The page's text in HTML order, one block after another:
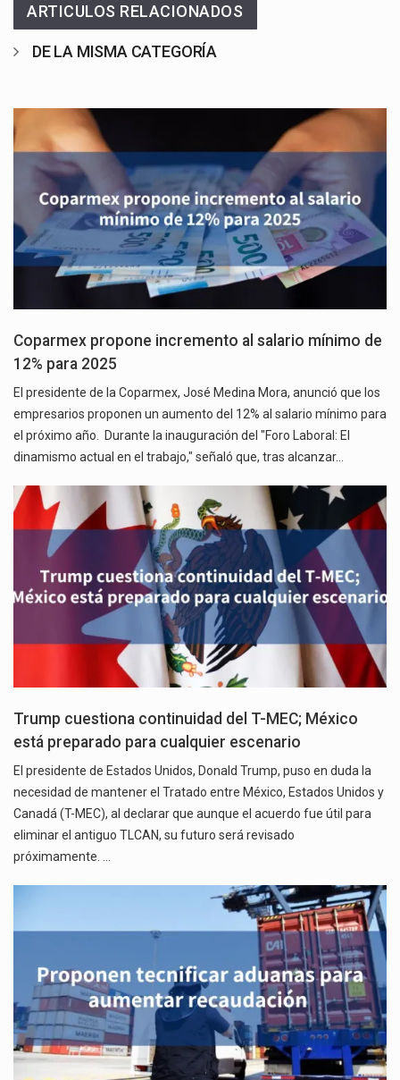
ARTICULOS RELACIONADOS
DE LA MISMA CATEGORÍA
Coparmex propone incremento al salario mínimo de
12% para 2025
El presidente de la Coparmex, José Medina Mora, anunció que los
empresarios proponen un aumento del 12% al salario mínimo para
el próximo año. Durante la inauguración del "Foro Laboral: El
dinamismo actual en el trabajo," señaló que, tras alcanzar…
Trump cuestiona continuidad del T-MEC; México
está preparado para cualquier escenario
El presidente de Estados Unidos, Donald Trump, puso en duda la
necesidad de mantener el Tratado entre México, Estados Unidos y
Canadá (T-MEC), al declarar que aunque el acuerdo fue útil para
eliminar el antiguo TLCAN, su futuro será revisado
próximamente. …